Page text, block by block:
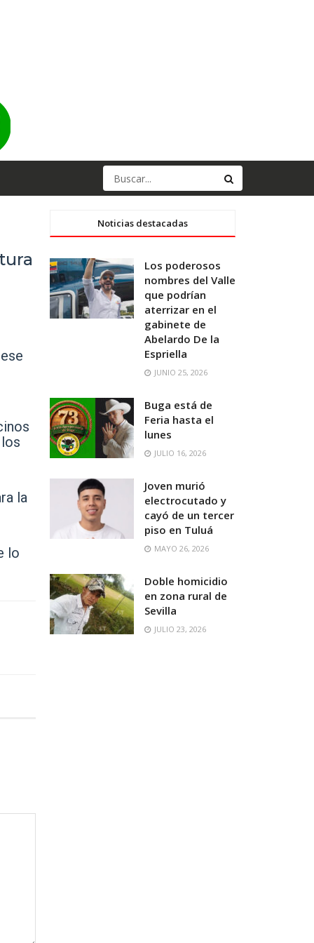
la
lo
Noticias destacadas
Los poderosos
nombres del Valle
que podrían
aterrizar en el
gabinete de
Abelardo De la
Espriella
JUNIO 25, 2026
Buga está de
Feria hasta el
lunes
JULIO 16, 2026
Joven murió
electrocutado y
cayó de un tercer
piso en Tuluá
MAYO 26, 2026
Doble homicidio
en zona rural de
Sevilla
JULIO 23, 2026